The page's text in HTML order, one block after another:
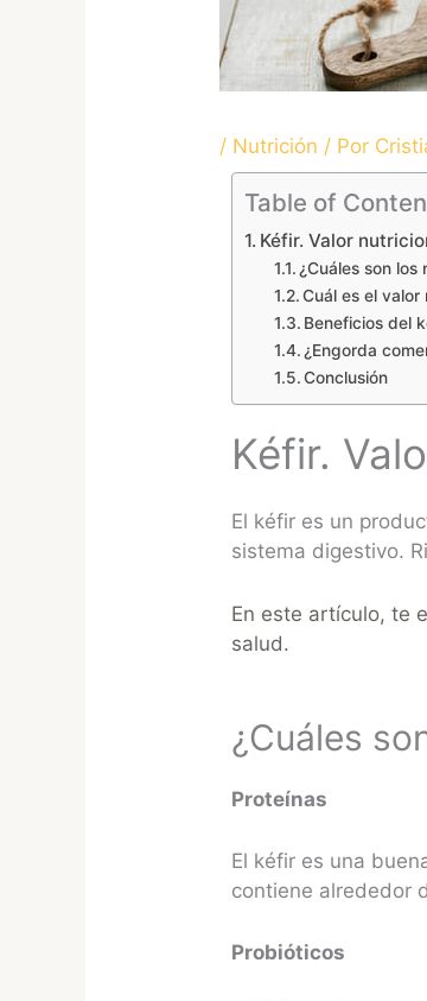
/ Nutrición / Por
Table of
Kéfir. Valor
¿Cuáles son los
Cuál es el
Beneficios del
¿Engorda
Conclusión
Kéfir.
El kéfir es un
sistema digestivo.
En este artículo, te
salud.
¿Cuáles
Proteínas
El kéfir es una
contiene alrededor
Probióticos